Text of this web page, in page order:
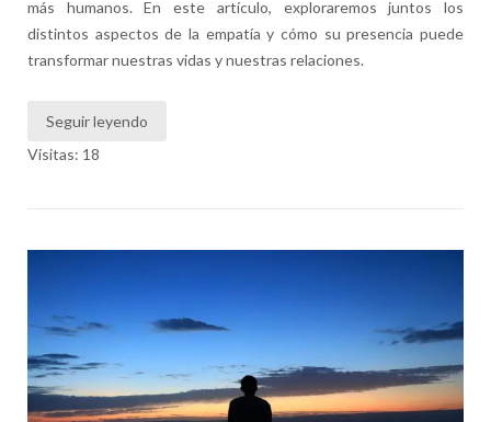
más humanos. En este artículo, exploraremos juntos los
distintos aspectos de la empatía y cómo su presencia puede
transformar nuestras vidas y nuestras relaciones.
Seguir leyendo
Visitas: 18